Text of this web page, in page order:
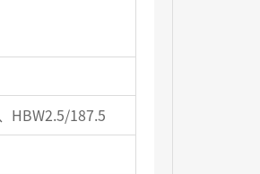
HBW2.5/187.5